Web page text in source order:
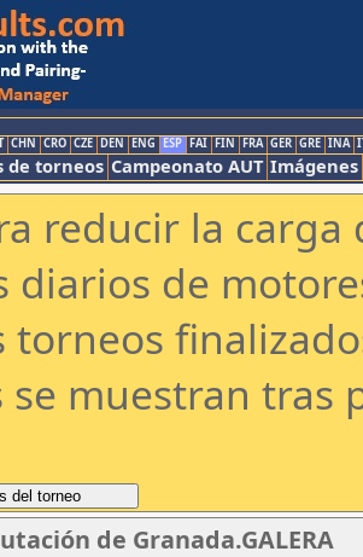
CHN CRO CZE DEN ENG ESP FAI FIN FRA GER GRE INA
de torneos Campeonato AUT Imágenes
reducir la
diarios de
torneos
se muestran tras
de Granada.GALERA